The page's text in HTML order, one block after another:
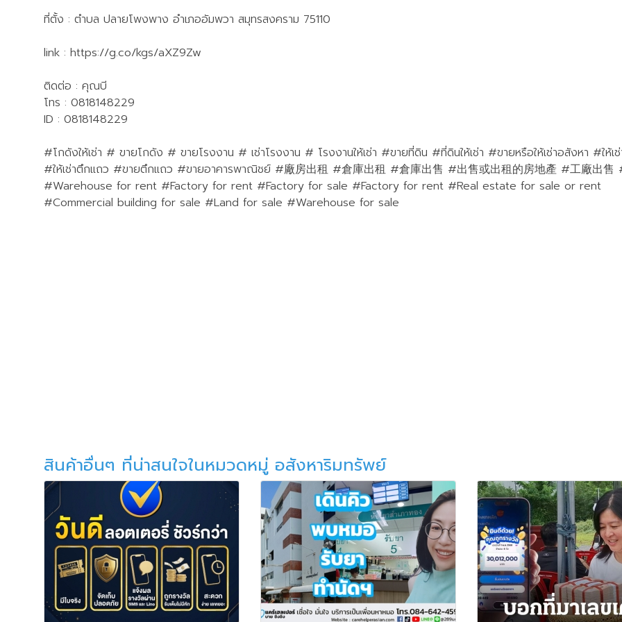
ที่ตั้ง : ตำบล ปลายโพงพาง อำเภออัมพวา สมุทรสงคราม 75110
link : https://g.co/kgs/aXZ9Zw
ติดต่อ : คุณบี
โทร : 0818148229
ID : 0818148229
#โกดังให้เช่า # ขายโกดัง # ขายโรงงาน # เช่าโรงงาน # โรงงานให้เช่า #ขายที่ดิน #ที่ดินให้เช่า #ขายหรือให้เช่าอสังหา #ให้เช่
#ให้เช่าตึกแถว #ขายตึกแถว #ขายอาคารพาณิชย์ #廠房出租 #倉庫出租 #倉庫出售 #出售或出租的房地產 #工廠出售
#Warehouse for rent #Factory for rent #Factory for sale #Factory for rent #Real estate for sale or rent
#Commercial building for sale #Land for sale #Warehouse for sale
สินค้าอื่นๆ ที่น่าสนใจในหมวดหมู่ อสังหาริมทรัพย์